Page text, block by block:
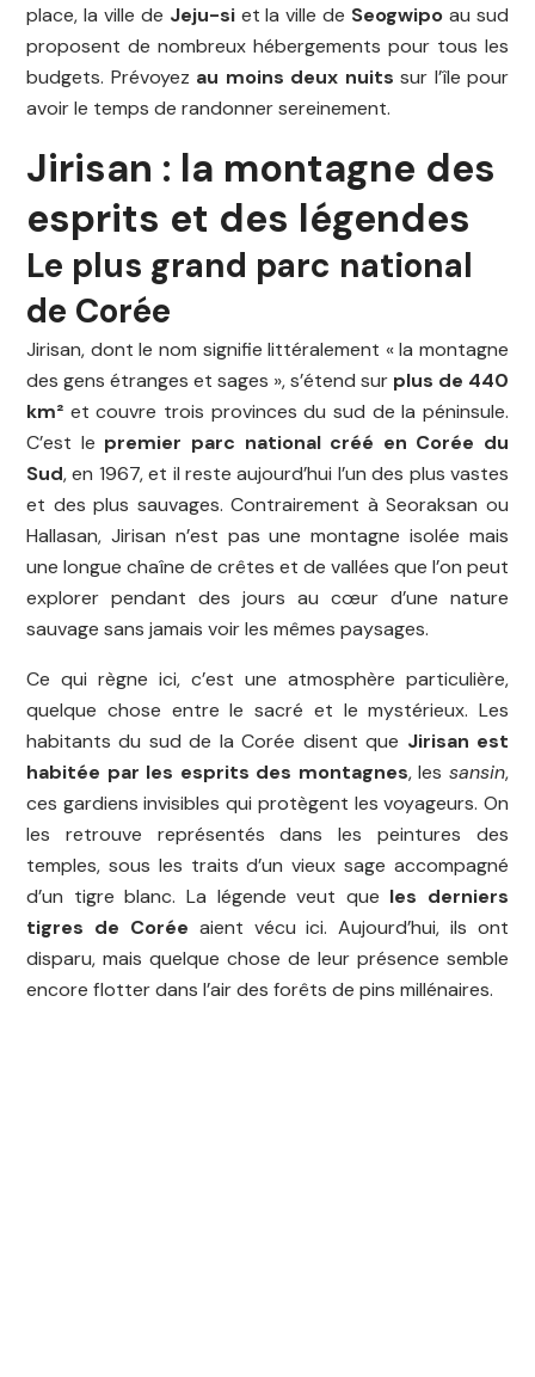
place, la ville de Jeju-siet la ville de Seogwipo au sud
proposent de nombreux hébergements pour tous les
budgets. Prévoyez au moins deux nuits sur l’île pour
avoir le temps de randonner sereinement.
Jirisan : la montagne des
esprits et des légendes
Le plus grand parc national
de Corée
Jirisan, dont le nom signifie littéralement « la montagne
des gens étranges et sages », s’étend sur plus de 440
km² et couvre trois provinces du sud de la péninsule.
C’est le premier parc national créé en Corée du
Sud, en 1967, et il reste aujourd’hui l’un des plus vastes
et des plus sauvages. Contrairement à Seoraksan ou
Hallasan, Jirisan n’est pas une montagne isolée mais
une longue chaîne de crêtes et de vallées que l’on peut
explorer pendant des jours au cœur d’une nature
sauvage sans jamais voir les mêmes paysages.
Ce qui règne ici, c’est une atmosphère particulière,
quelque chose entre le sacré et le mystérieux. Les
habitants du sud de la Corée disent que Jirisan est
habitée par les esprits des montagnes, lessansin,
ces gardiens invisibles qui protègent les voyageurs. On
les retrouve représentés dans les peintures des
temples, sous les traits d’un vieux sage accompagné
d’un tigre blanc. La légende veut que les derniers
tigres de Corée aient vécu ici. Aujourd’hui, ils ont
disparu, mais quelque chose de leur présence semble
encore flotter dans l’air des forêts de pins millénaires.